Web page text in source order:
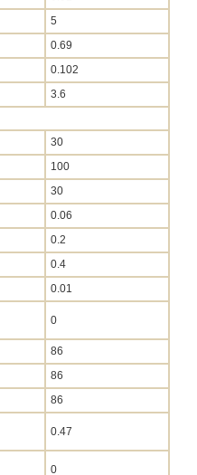
5
0.69
0.102
3.6
30
100
30
0.06
0.2
0.4
0.01
0
86
86
86
0.47
0